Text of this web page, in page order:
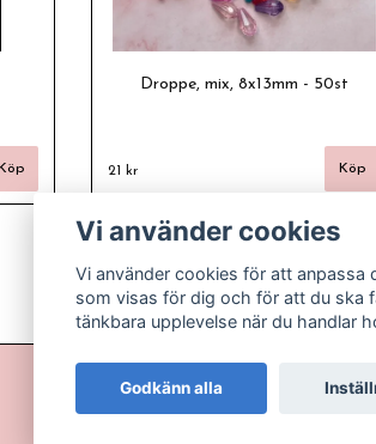
Droppe, mix, 8x13mm - 50st
21 kr
Vi använder cookies
Vi använder cookies för att anpassa
som visas för dig och för att du ska
tänkbara upplevelse när du handlar
Godkänn alla